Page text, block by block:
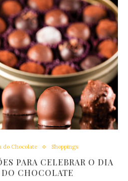
do Chocolate Shoppings
PARA CELEBRAR O DIA
CHOCOLATE